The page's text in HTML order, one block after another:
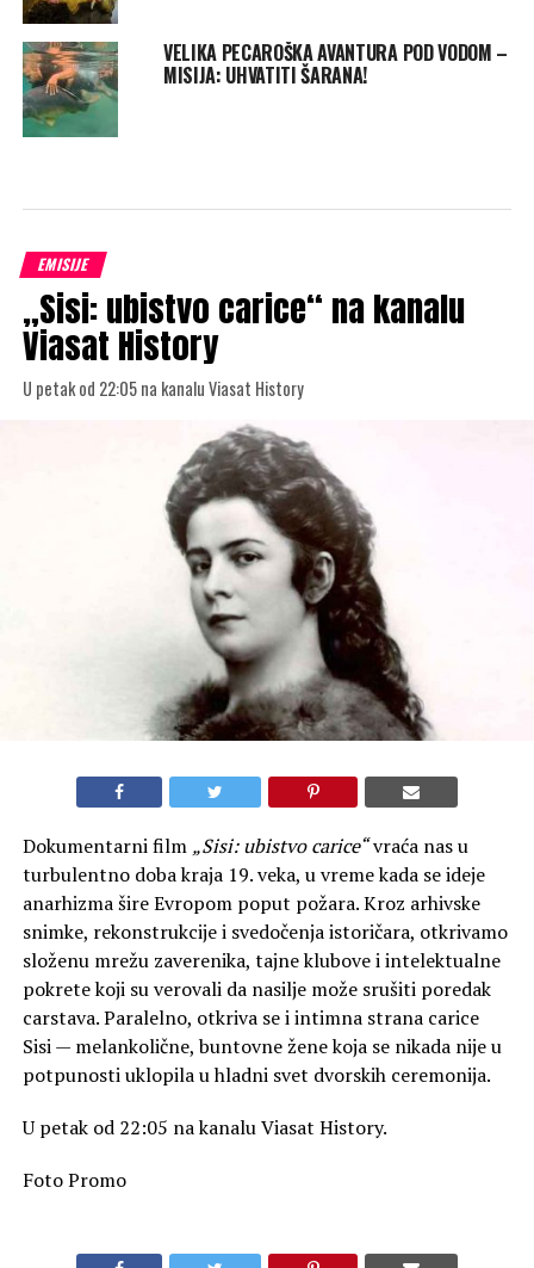
VELIKA PECAROŠKA AVANTURA POD VODOM –
MISIJA: UHVATITI ŠARANA!
EMISIJE
„Sisi: ubistvo carice“ na kanalu
Viasat History
U petak od 22:05 na kanalu Viasat History
Dokumentarni film „Sisi: ubistvo carice“vraća nas u
turbulentno doba kraja 19. veka, u vreme kada se ideje
anarhizma šire Evropom poput požara. Kroz arhivske
snimke, rekonstrukcije i svedočenja istoričara, otkrivamo
složenu mrežu zaverenika, tajne klubove i intelektualne
pokrete koji su verovali da nasilje može srušiti poredak
carstava. Paralelno, otkriva se i intimna strana carice
Sisi — melankolične, buntovne žene koja se nikada nije u
potpunosti uklopila u hladni svet dvorskih ceremonija.
U petak od 22:05 na kanalu Viasat History.
Foto Promo